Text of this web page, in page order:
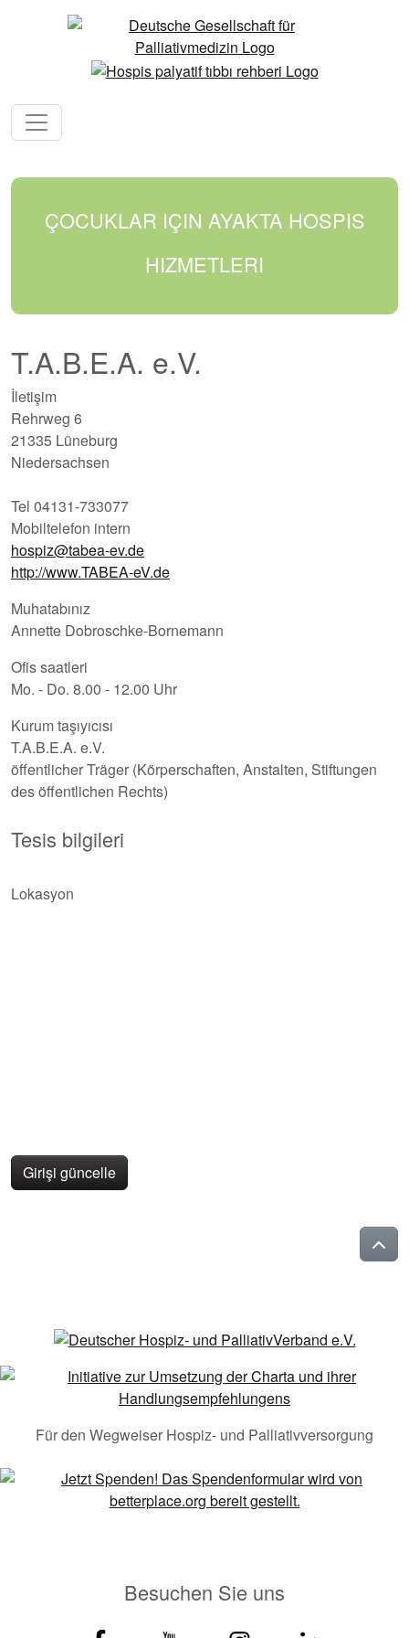
ÇOCUKLAR IÇIN AYAKTA HOSPIS
HIZMETLERI
T.A.B.E.A. e.V.
İletişim
Rehrweg 6
21335 Lüneburg
Niedersachsen
Tel 04131-733077
Mobiltelefon intern
hospiz@tabea-ev.de
http://www.TABEA-eV.de
Muhatabınız
Annette Dobroschke-Bornemann
Ofis saatleri
Mo. - Do. 8.00 - 12.00 Uhr
Kurum taşıyıcısı
T.A.B.E.A. e.V.
öffentlicher Träger (Körperschaften, Anstalten, Stiftungen
des öffentlichen Rechts)
Tesis bilgileri
Lokasyon
Girişi güncelle
Für den Wegweiser Hospiz- und Palliativversorgung
Besuchen Sie uns